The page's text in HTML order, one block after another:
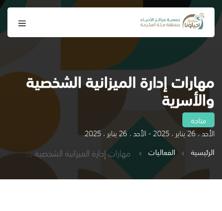
مهارات إدارة الميزانية الشخصية
والأسرية
متاحة
الأحد ، 26 يناير ، 2025 - الأحد ، 26 يناير ، 2025
الرئيسية
الفعاليات مهارات إدارة الميزانية الشخصية والأسرية